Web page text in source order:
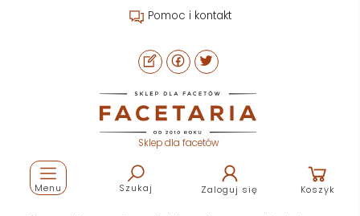
Pomoc i kontakt
Sklep dla facetów
Szukaj Zaloguj się Koszyk
Menu